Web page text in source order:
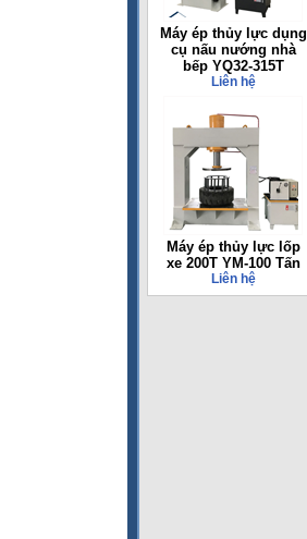
Máy ép thủy lực dụng
cụ nấu nướng nhà
bếp YQ32-315T
Liên hệ
Máy ép thủy lực lốp
xe 200T YM-100 Tấn
Liên hệ